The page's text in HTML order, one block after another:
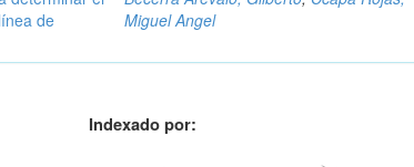
de
Miguel Angel
Indexado por: